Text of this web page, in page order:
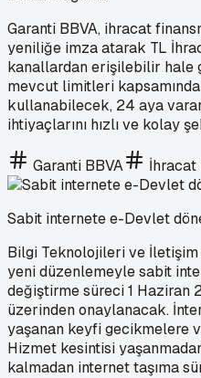
Garanti BBVA, ihracat
yeniliğe imza atarak TL
kanallardan erişilebilir hale
mevcut limitleri
kullanabilecek, 24 aya
ihtiyaçlarını hızlı ve kolay
Garanti BBVA İhracat
Sabit internete e-Devlet
Bilgi Teknolojileri ve İletişim
yeni düzenlemeyle sabit
değiştirme süreci 1 Haziran
üzerinden onaylanacak.
yaşanan keyfi gecikmelere
Hizmet kesintisi
kalmadan internet taşıma